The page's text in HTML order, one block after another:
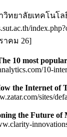
ทยาลัยเทคโนโล
ม 26]
10 most
10-
the Internet of
sites/
the Future of